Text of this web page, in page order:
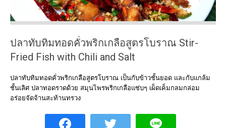
ปลาทับทิมทอดคั่วพริกเกลือสูตรโบราณ Stir-
Fried Fish with Chili and Salt
ปลาทับทิมทอดคั่วพริกเกลือสูตรโบราณ เป็นกับข้าวชั้นยอด และกับแกล้ม
ชั้นเลิศ ปลาทอดราดด้วย สมุนไพรพริกเกลือแซ่บๆ เผ็ดเค็มกลมกล่อม
อร่อยจัดจ้านสะท้านทรวง